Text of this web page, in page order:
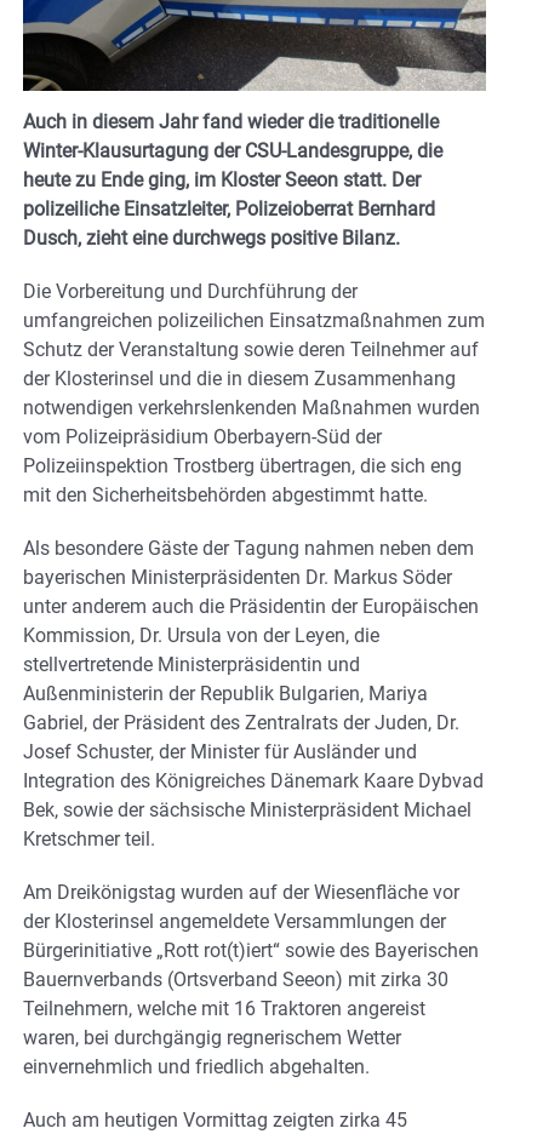
Auch in diesem Jahr fand wieder die traditionelle
Winter-Klausurtagung der CSU-Landesgruppe, die
heute zu Ende ging, im Kloster Seeon statt. Der
polizeiliche Einsatzleiter, Polizeioberrat Bernhard
Dusch, zieht eine durchwegs positive Bilanz.
Die Vorbereitung und Durchführung der
umfangreichen polizeilichen Einsatzmaßnahmen zum
Schutz der Veranstaltung sowie deren Teilnehmer auf
der Klosterinsel und die in diesem Zusammenhang
notwendigen verkehrslenkenden Maßnahmen wurden
vom Polizeipräsidium Oberbayern-Süd der
Polizeiinspektion Trostberg übertragen, die sich eng
mit den Sicherheitsbehörden abgestimmt hatte.
Als besondere Gäste der Tagung nahmen neben dem
bayerischen Ministerpräsidenten Dr. Markus Söder
unter anderem auch die Präsidentin der Europäischen
Kommission, Dr. Ursula von der Leyen, die
stellvertretende Ministerpräsidentin und
Außenministerin der Republik Bulgarien, Mariya
Gabriel, der Präsident des Zentralrats der Juden, Dr.
Josef Schuster, der Minister für Ausländer und
Integration des Königreiches Dänemark Kaare Dybvad
Bek, sowie der sächsische Ministerpräsident Michael
Kretschmer teil.
Am Dreikönigstag wurden auf der Wiesenfläche vor
der Klosterinsel angemeldete Versammlungen der
Bürgerinitiative „Rott rot(t)iert“ sowie des Bayerischen
Bauernverbands (Ortsverband Seeon) mit zirka 30
Teilnehmern, welche mit 16 Traktoren angereist
waren, bei durchgängig regnerischem Wetter
einvernehmlich und friedlich abgehalten.
Auch am heutigen Vormittag zeigten zirka 45